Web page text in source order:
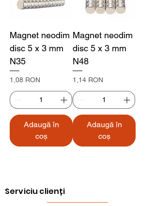
Magnet neodim
disc 5 x 3 mm
N35
Preț
1,08 RON
Adaugă în
coș
Magnet neodim
disc 5 x 3 mm
N48
Preț
1,14 RON
Adaugă în
coș
Serviciu clienți